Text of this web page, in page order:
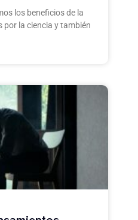
los beneficios de la
la ciencia y también